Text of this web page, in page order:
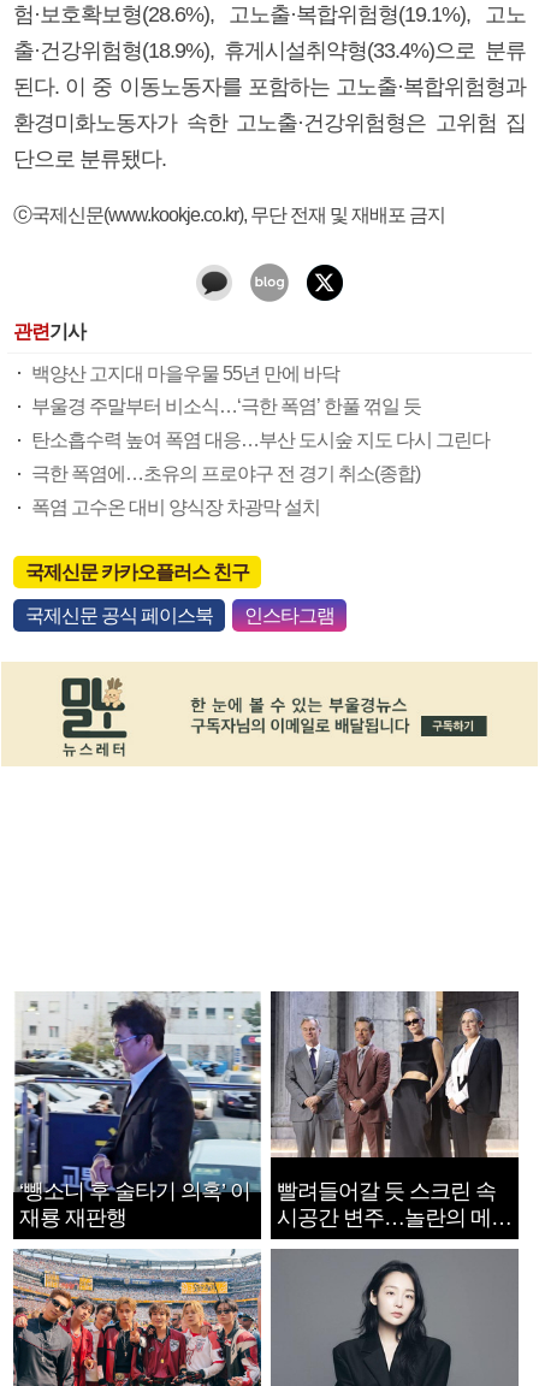
험·보호확보형(28.6%), 고노출·복합위험형(19.1%), 고노
출·건강위험형(18.9%), 휴게시설취약형(33.4%)으로 분류
된다. 이 중 이동노동자를 포함하는 고노출·복합위험형과
환경미화노동자가 속한 고노출·건강위험형은 고위험 집
단으로 분류됐다.
ⓒ국제신문(www.kookje.co.kr), 무단 전재 및 재배포 금지
관련기사
백양산 고지대 마을우물 55년 만에 바닥
부울경 주말부터 비소식…‘극한 폭염’ 한풀 꺾일 듯
탄소흡수력 높여 폭염 대응…부산 도시숲 지도 다시 그린다
극한 폭염에…초유의 프로야구 전 경기 취소(종합)
폭염 고수온 대비 양식장 차광막 설치
국제신문 카카오플러스 친구
국제신문 공식 페이스북 인스타그램
‘뺑소니 후 술타기 의혹’ 이
재룡 재판행
빨려들어갈 듯 스크린 속
시공간 변주…놀란의 메시
지는 ‘전쟁 속죄’